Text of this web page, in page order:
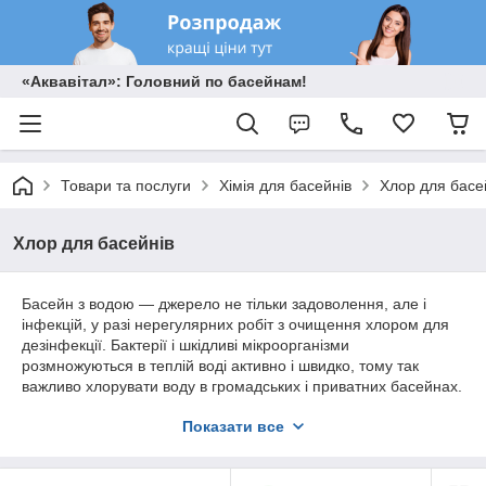
«Аквавітал»: Головний по басейнам!
Товари та послуги Хімія для басейнів Хлор для
Хлор для басейнів
Басейн з водою — джерело не тільки задоволення, але і
інфекцій, у разі нерегулярних робіт з очищення хлором для
дезінфекції. Бактерії і шкідливі мікроорганізми
розмножуються в теплій воді активно і швидко, тому так
важливо хлорувати воду в громадських і приватних басейнах.
цього спеціальними засобами.
Показати все